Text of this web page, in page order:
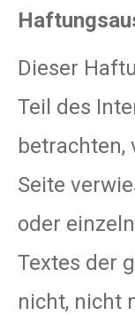
Dieser
Teil des
betrachten,
Seite
oder
Textes der
nicht, nicht